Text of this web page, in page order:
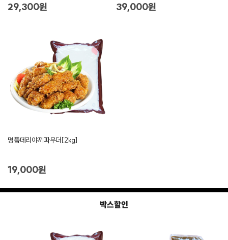
29,300원 39,000원
명품데리야끼파우더[2kg]
19,000원
박스할인